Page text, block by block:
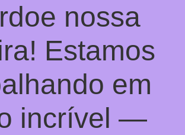
nossa
Estamos
em
incrível —